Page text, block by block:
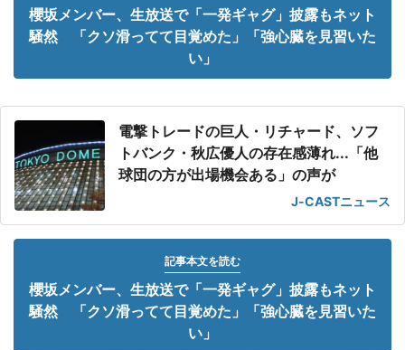
櫻坂メンバー、生放送で「一発ギャグ」披露もネット
騒然 「クソ滑ってて目覚めた」「強心臓を見習いた
い」
電撃トレードの巨人・リチャード、ソフ
トバンク・秋広優人の存在感薄れ...「他
球団の方が出場機会ある」の声が
J-CASTニュース
記事本文を読む
櫻坂メンバー、生放送で「一発ギャグ」披露もネット
騒然 「クソ滑ってて目覚めた」「強心臓を見習いた
い」